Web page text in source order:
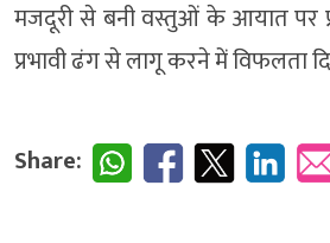
मजदूरी से बनी वस्तुओं के आयात पर
प्रभावी ढंग से लागू करने में विफलता
Share: